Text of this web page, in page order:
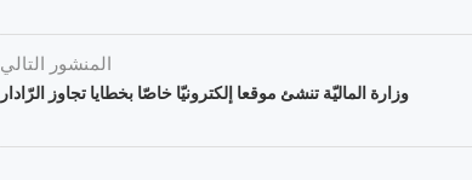
المنشور التالي
وزارة الماليّة تنشئ موقعا إلكترونيّا خاصّا بخطايا تجاوز الرّادار